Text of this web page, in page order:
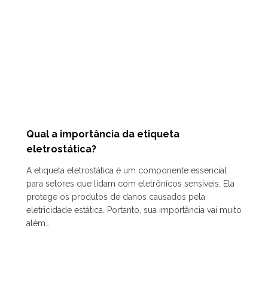
Qual a importância da etiqueta
eletrostática?
A etiqueta eletrostática é um componente essencial
para setores que lidam com eletrônicos sensíveis. Ela
protege os produtos de danos causados pela
eletricidade estática. Portanto, sua importância vai muito
além…